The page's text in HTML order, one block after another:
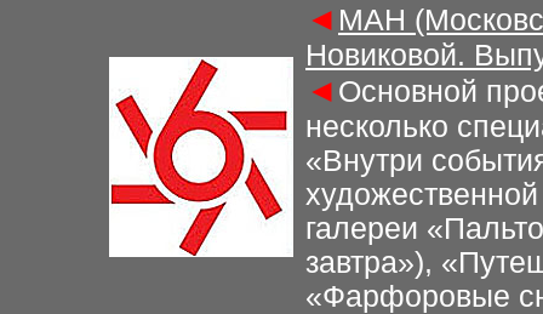
◄ МАН
Новиковой.
◄ Основной
несколько
«Внутри
галереи
завтра»),
«Фарфоровые